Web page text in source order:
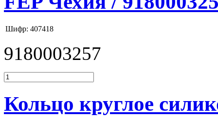
Шифр: 407418
9180003257
Кольцо круглое